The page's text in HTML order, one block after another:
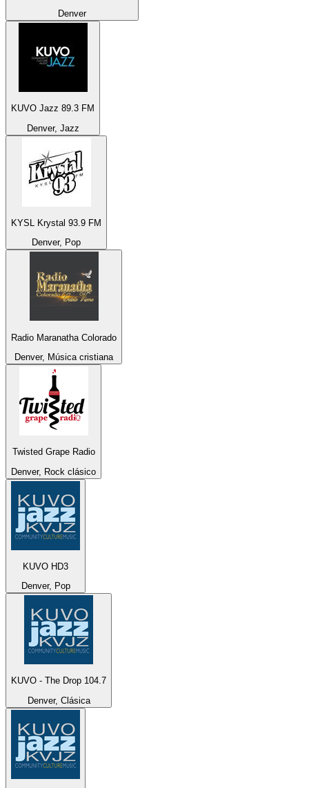
Denver
KUVO Jazz 89.3 FM
Denver, Jazz
KYSL Krystal 93.9 FM
Denver, Pop
Radio Maranatha Colorado
Denver, Música cristiana
Twisted Grape Radio
Denver, Rock clásico
KUVO HD3
Denver, Pop
KUVO - The Drop 104.7
Denver, Clásica